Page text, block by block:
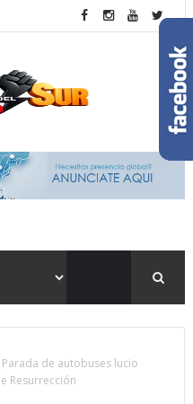
Parada de autobuses lucio
Resurrección